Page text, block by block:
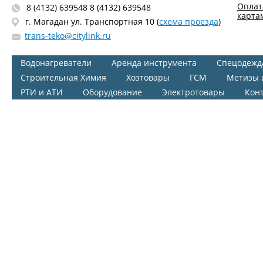
8 (4132) 639548 8 (4132) 639548
г. Магадан ул. Транспортная 10 (схема проезда)
trans-teko@citylink.ru
Водонагреватели Аренда инструмента
Строительная Химия
Хозтовары ГСМ
Метизы
РТИ и АТИ
Оборудование Электротовары